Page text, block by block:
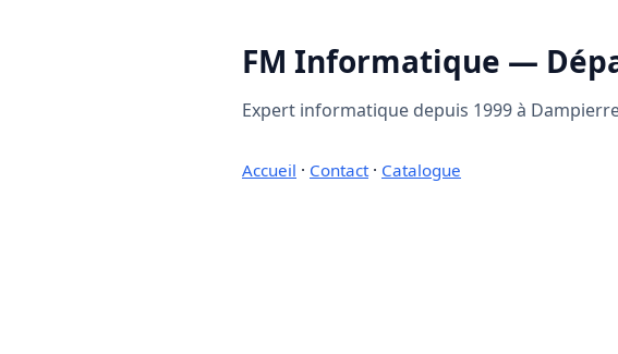
FM Informatique —
Expert informatique depuis 1999 à
Accueil · Contact· Catalogue